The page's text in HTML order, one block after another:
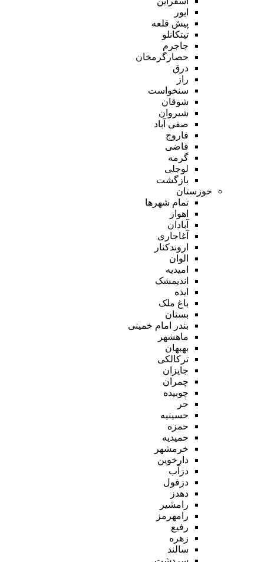
ایور
پیش قلعه
تیتکانلو
جاجرم
حصارگرمخان
درق
راز
سنخواست
شوقان
شیروان
صفی آباد
فاروج
قاضی
گرمه
لوجلی
بازگشت
خوزستان
تمام شهر‌ها
اهواز
آبادان
آغاجاری
اروندکنار
الوان
امیدیه
اندیمشک
ایذه
باغ ملک
بستان
بندر امام خمینی
ماهشهر
بهبهان
ترکالکی
جایزان
چمران
چوبیده
حر
حسینیه
حمزه
حمیدیه
خرمشهر
دارخوین
دزآب
دزفول
دهدز
رامشیر
رامهرمز
رفیع
زهره
سالند